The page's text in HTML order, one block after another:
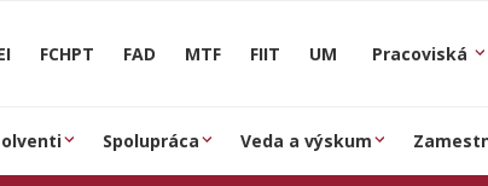
FCHPT FAD MTF FIIT UM Pracoviská
Spolupráca Veda a výskum